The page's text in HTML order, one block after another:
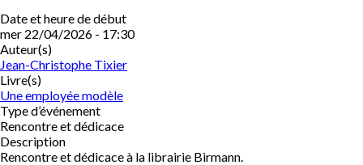
Date et heure de début
mer 22/04/2026 - 17:30
Auteur(s)
Jean-Christophe Tixier
Livre(s)
Une employée modèle
Type d’événement
Rencontre et dédicace
Description
Rencontre et dédicace à la librairie Birmann.